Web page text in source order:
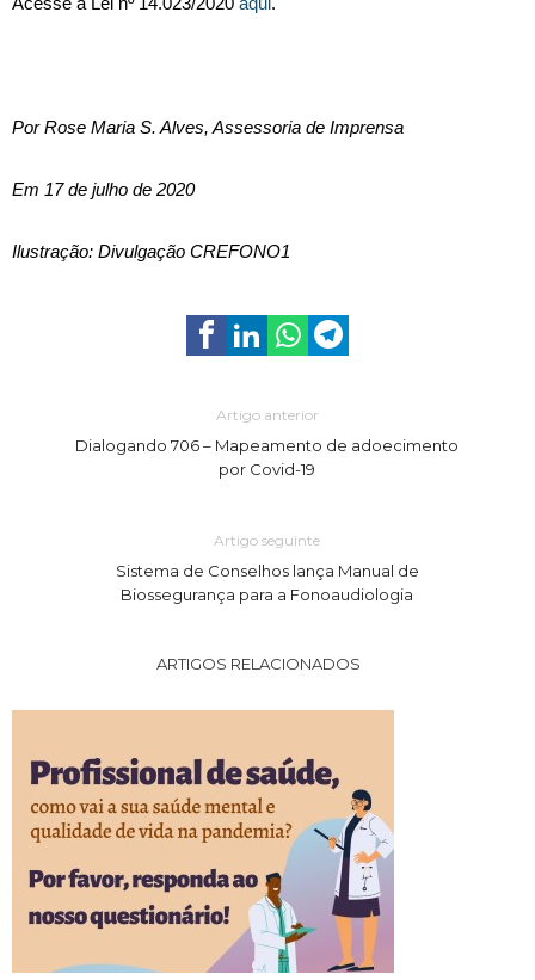
Por Rose Maria S. Alves, Assessoria de Imprensa
Em 17 de julho de 2020
Ilustração: Divulgação CREFONO1
Artigo anterior
Dialogando 706 – Mapeamento de adoecimento
por Covid-19
Artigo seguinte
Sistema de Conselhos lança Manual de
Biossegurança para a Fonoaudiologia
ARTIGOS RELACIONADOS